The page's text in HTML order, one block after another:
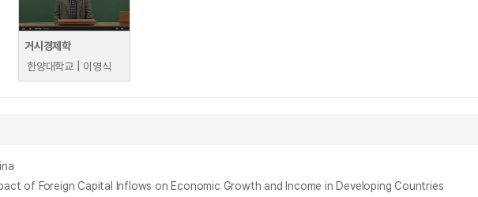
거시경제학
한양대학교 | 이영식
Impact of Foreign Capital Inflows on Economic Growth and Income in Developing Countries